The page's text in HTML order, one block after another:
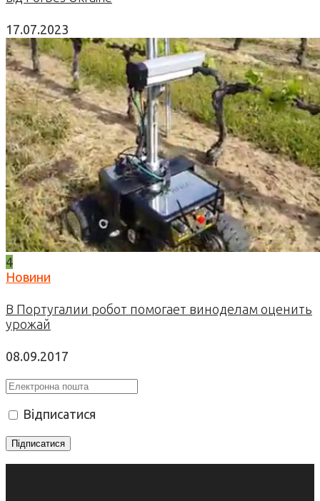
17.07.2023
4
Новини
В Португалии робот помогает виноделам оценить
урожай
08.09.2017
Відписатися